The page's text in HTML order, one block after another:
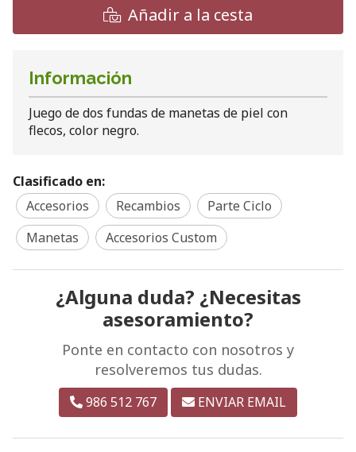
Añadir a la cesta
Información
Juego de dos fundas de manetas de piel con
flecos, color negro.
Clasificado en:
Accesorios
Recambios
Parte Ciclo
Manetas
Accesorios Custom
¿Alguna duda? ¿Necesitas
asesoramiento?
Ponte en contacto con nosotros y
resolveremos tus dudas.
986 512 767 ENVIAR EMAIL